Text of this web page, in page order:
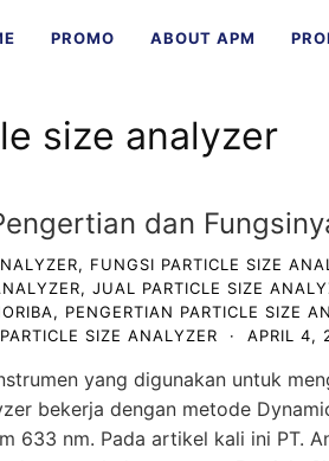
PROMO ABOUT APM
size analyzer
dan
, FUNGSI PARTICLE SIZE
, JUAL PARTICLE SIZE
, PENGERTIAN PARTICLE SIZE
SIZE ANALYZER · APRIL 4,
yang digunakan untuk
bekerja dengan metode
633 nm. Pada artikel kali ini PT.